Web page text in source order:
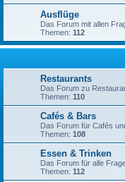
Ausflüge
Das Forum mit allen
Themen: 112
Restaurants
Das Forum zu
Themen: 110
Cafés & Bars
Das Forum für Cafés
Themen: 108
Essen & Trinken
Das Forum für alle
Themen: 112